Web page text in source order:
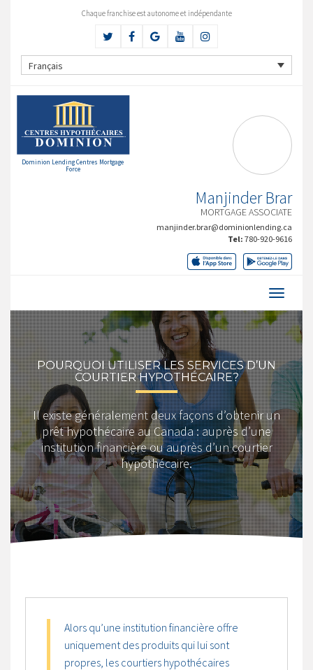
Chaque franchise est autonome et indépendante
Français
Dominion Lending Centres Mortgage
Force
Manjinder Brar
MORTGAGE ASSOCIATE
manjinder.brar@dominionlending.ca
Tel: 780-920-9616
POURQUOI UTILISER LES SERVICES D’UN
COURTIER HYPOTHÉCAIRE?
Il existe généralement deux façons d’obtenir un
prêt hypothécaire au Canada : auprès d’une
institution financière ou auprès d’un courtier
hypothécaire.
Alors qu’une institution financière offre
uniquement des produits qui lui sont
propres, les courtiers hypothécaires